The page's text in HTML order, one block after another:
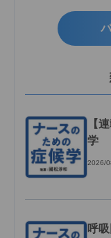
【
学
2026/
呼